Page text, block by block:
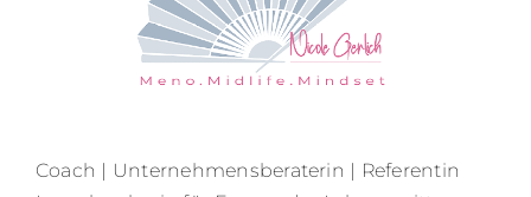
Coach | Unternehmensberaterin | Referentin